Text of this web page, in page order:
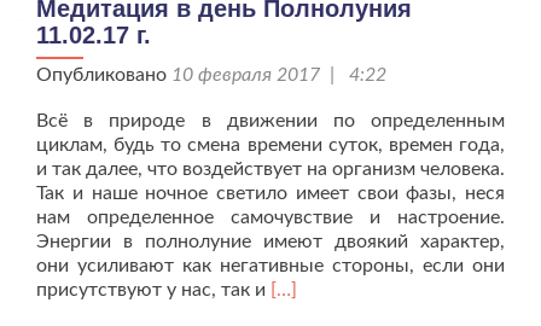
Медитация в день Полнолуния
11.02.17 г.
Опубликовано 10 февраля 2017 | 4:22
Всё в природе в движении по определенным
циклам, будь то смена времени суток, времен года,
и так далее, что воздействует на организм человека.
Так и наше ночное светило имеет свои фазы, неся
нам определенное самочувствие и настроение.
Энергии в полнолуние имеют двоякий характер,
они усиливают как негативные стороны, если они
присутствуют у нас, так и Читать
[…]